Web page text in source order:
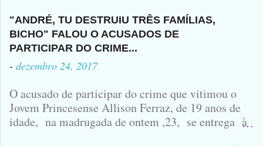
"ANDRÉ, TU DESTRUIU TRÊS FAMÍLIAS,
BICHO" FALOU O ACUSADOS DE
PARTICIPAR DO CRIME...
- dezembro 24, 2017
O acusado de participar do crime que vitimou o
Jovem Princesense Allison Ferraz, de 19 anos de
idade, na madrugada de ontem ,23, se entrega à